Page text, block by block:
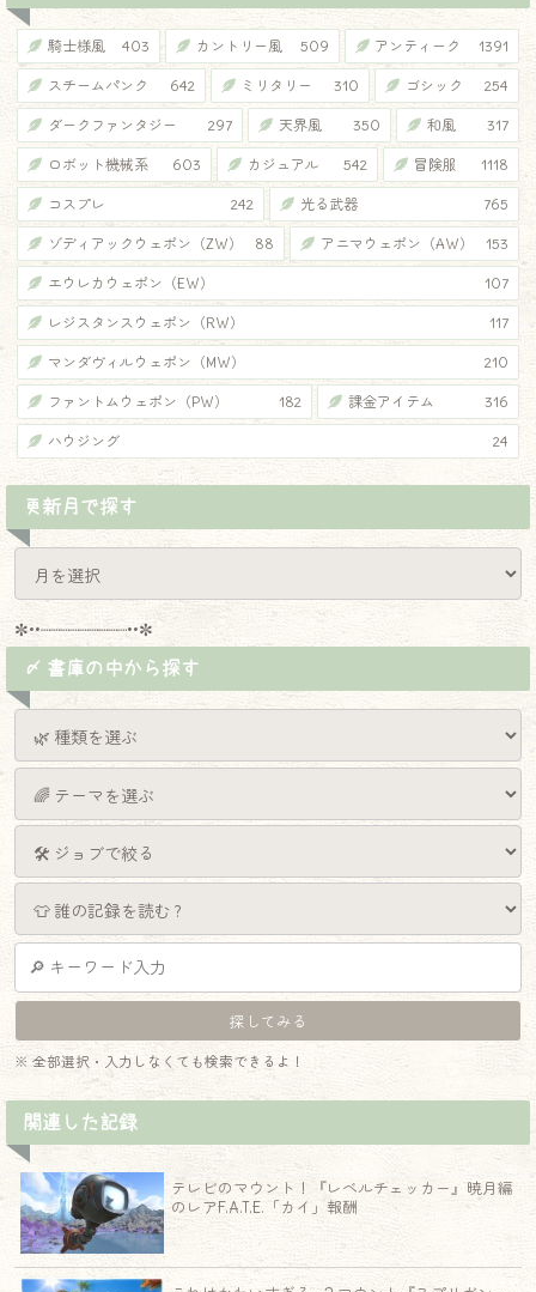
騎士様風 403 カントリー風 509 アンティーク 1391
スチームパンク 642 ミリタリー 310 ゴシック 254
ダークファンタジー 297 天界風 350 和風 317
ロボット機械系 603 カジュアル 542 冒険服 1118
コスプレ 242 光る武器 765
ゾディアックウェポン（ZW） 88 アニマウェポン（AW） 153
エウレカウェポン（EW） 107
レジスタンスウェポン（RW） 117
マンダヴィルウェポン（MW） 210
ファントムウェポン（PW） 182 課金アイテム 316
ハウジング 24
更新月で探す
✼••┈┈┈┈┈┈┈┈┈••✼
〆 書庫の中から探す
※ 全部選択・入力しなくても検索できるよ！
関連した記録
テレビのマウント！『レベルチェッカー』暁月編
のレアF.A.T.E.「カイ」報酬